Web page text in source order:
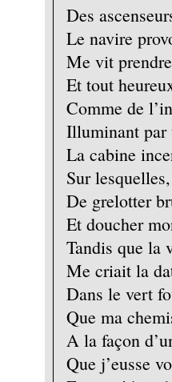
Des
Le navire
Me vit
Et tout
Comme de
Illuminant par
La cabine
Sur
De grelotter
Et doucher
Tandis que la
Me criait la
Dans le vert
Que ma
A la façon
Que j’eusse